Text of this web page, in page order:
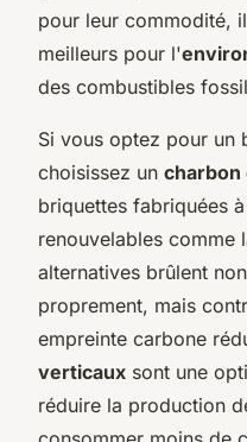
pour leur commodité,
meilleurs pour l'
des combustibles
Si vous optez pour un
choisissez un charbon
briquettes fabriquées
renouvelables comme
alternatives brûlent
proprement, mais
empreinte carbone
verticaux sont une
réduire la production